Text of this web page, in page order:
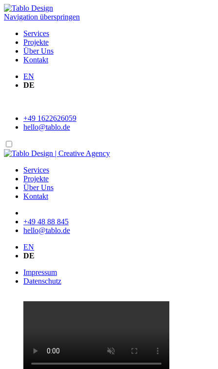
Navigation überspringen
Services
Projekte
Über Uns
Kontakt
EN
DE
+49 1622626059
hello@tablo.de
Services
Projekte
Über Uns
Kontakt
+49 48 88 845
hello@tablo.de
EN
DE
Impressum
Datenschutz